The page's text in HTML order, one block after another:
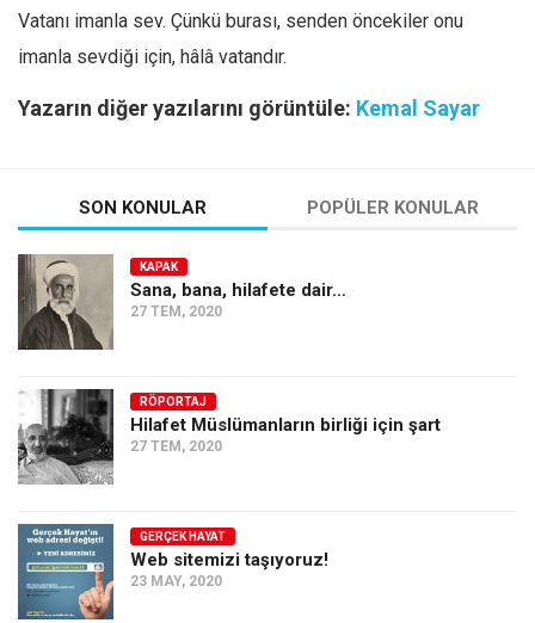
Vatanı imanla sev. Çünkü burası, senden öncekiler onu
imanla sevdiği için, hâlâ vatandır.
Yazarın diğer yazılarını görüntüle: Kemal Sayar
SON KONULAR POPÜLER KONULAR
KAPAK
Sana, bana, hilafete dair…
27 TEM, 2020
RÖPORTAJ
Hilafet Müslümanların birliği için şart
27 TEM, 2020
GERÇEK HAYAT
Web sitemizi taşıyoruz!
23 MAY, 2020